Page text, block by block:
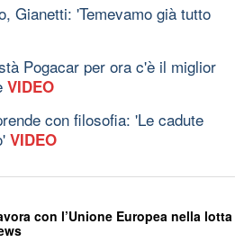
Gianetti: 'Temevamo già tutto
Pogacar per ora c'è il miglior
VIDEO
con filosofia: 'Le cadute
VIDEO
con l’Unione Europea nella lotta